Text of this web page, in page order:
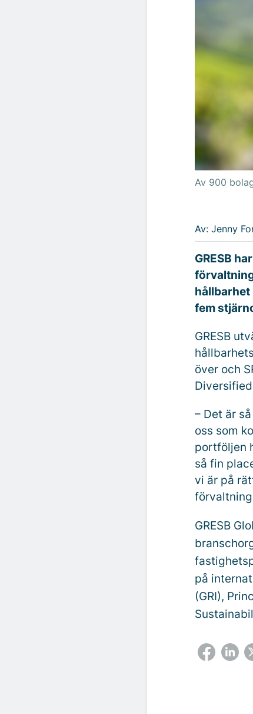
Av 900
Av: Jenny
GRESB
hållbarhet
fem
GRESB
över och
– Det är
oss som
portföljen
så fin
vi är på
GRESB
på
(GRI),